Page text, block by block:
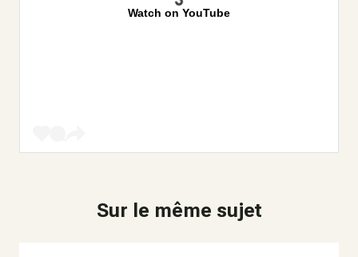
Watch on YouTube
Sur le même sujet